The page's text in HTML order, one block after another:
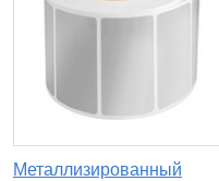
Металлизированный